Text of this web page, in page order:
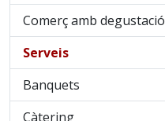
Comerç amb degustació
Serveis
Banquets
Càtering